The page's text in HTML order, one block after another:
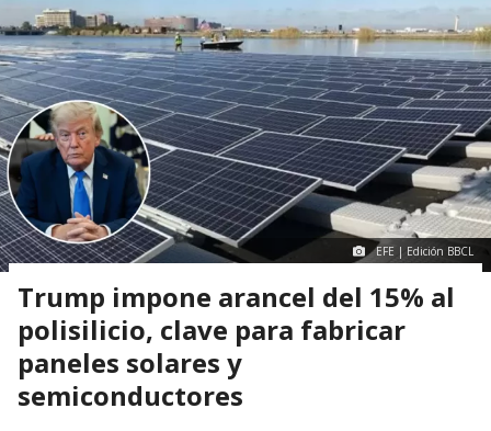
EFE | Edición BBCL
Trump impone arancel del 15% al
polisilicio, clave para fabricar
paneles solares y
semiconductores